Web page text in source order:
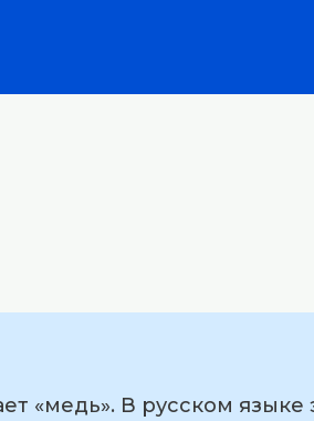
«медь». В русском языке